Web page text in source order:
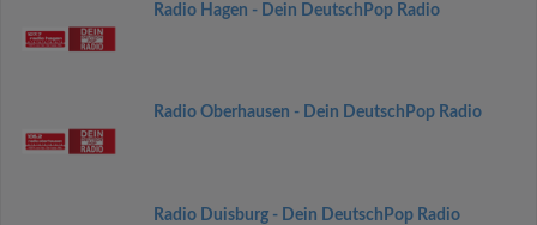
Radio Hagen - Dein DeutschPop Radio
Radio Oberhausen - Dein DeutschPop Radio
Radio Duisburg - Dein DeutschPop Radio